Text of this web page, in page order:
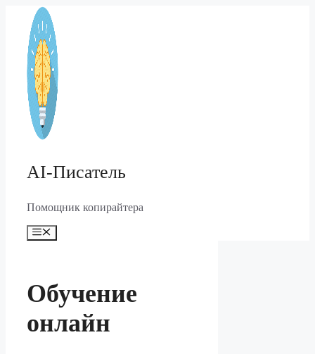
Перейти
содержимому
AI-Писатель
Помощник копирайтера
Меню
Обучение
онлайн